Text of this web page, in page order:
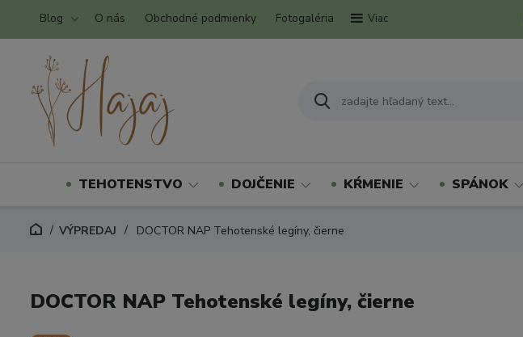
Blog O nás Obchodné podmienky Fotogaléria Viac
TEHOTENSTVO DOJČENIE KŔMENIE SPÁNOK
VÝPREDAJ DOCTOR NAP Tehotenské legíny, čierne
DOCTOR NAP Tehotenské legíny, čierne